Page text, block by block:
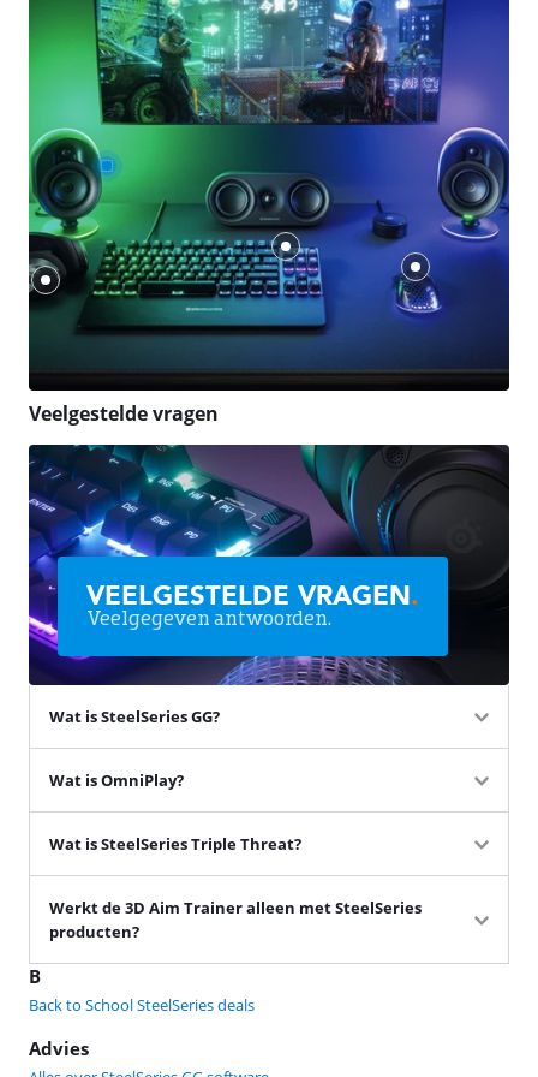
Veelgestelde vragen
Wat is SteelSeries GG?
Wat is OmniPlay?
Wat is SteelSeries Triple Threat?
Werkt de 3D Aim Trainer alleen met SteelSeries
producten?
VEELGESTELDE VRAGEN.
Veelgegeven antwoorden.
B
Back to School SteelSeries deals
Advies